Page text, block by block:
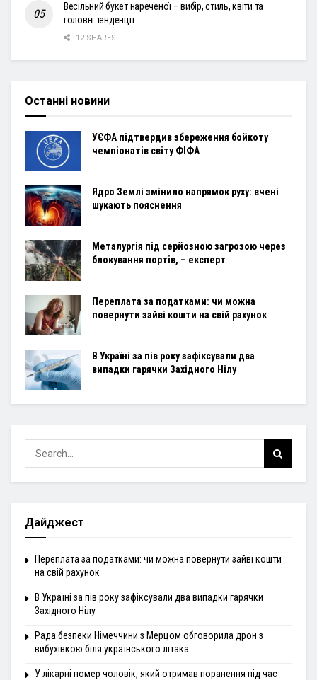
Весільний букет нареченої – вибір, стиль, квіти та
головні тенденції
12 SHARES
Останні новини
УЄФА підтвердив збереження бойкоту
чемпіонатів світу ФІФА
Ядро Землі змінило напрямок руху: вчені
шукають пояснення
Металургія під серйозною загрозою через
блокування портів, – експерт
Переплата за податками: чи можна
повернути зайві кошти на свій рахунок
В Україні за пів року зафіксували два
випадки гарячки Західного Нілу
Дайджест
Переплата за податками: чи можна повернути зайві кошти
на свій рахунок
В Україні за пів року зафіксували два випадки гарячки
Західного Нілу
Рада безпеки Німеччини з Мерцом обговорила дрон з
вибухівкою біля українського літака
У лікарні помер чоловік, який отримав поранення під час